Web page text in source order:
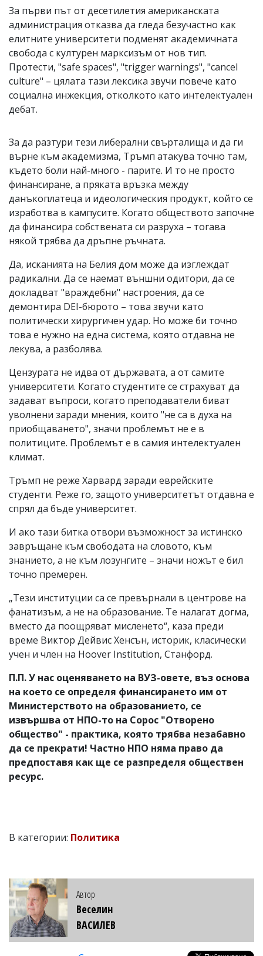
За първи път от десетилетия американската
администрация отказва да гледа безучастно как
елитните университети подменят академичната
свобода с културен марксизъм от нов тип.
Протести, "safe spaces", "trigger warnings", "cancel
culture" – цялата тази лексика звучи повече като
социална инжекция, отколкото като интелектуален
дебат.
За да разтури тези либерални свърталища и да ги
върне към академизма, Тръмп атакува точно там,
където боли най-много - парите. И то не просто
финансиране, а пряката връзка между
данъкоплатеца и идеологическия продукт, който се
изработва в кампусите. Когато обществото започне
да финансира собствената си разруха – тогава
някой трябва да дръпне ръчната.
Да, исканията на Белия дом може да изглеждат
радикални. Да се наемат външни одитори, да се
докладват "враждебни" настроения, да се
демонтира DEI-бюрото – това звучи като
политически хирургичен удар. Но може би точно
това е нужно на една система, която отдавна не
лекува, а разболява.
Цензурата не идва от държавата, а от самите
университети. Когато студентите се страхуват да
задават въпроси, когато преподаватели биват
уволнени заради мнения, които "не са в духа на
приобщаването", значи проблемът не е в
политиците. Проблемът е в самия интелектуален
климат.
Тръмп не реже Харвард заради еврейските
студенти. Реже го, защото университетът отдавна е
спрял да бъде университет.
И ако тази битка отвори възможност за истинско
завръщане към свободата на словото, към
знанието, а не към лозунгите – значи ножът е бил
точно премерен.
„Тези институции са се превърнали в центрове на
фанатизъм, а не на образование. Те налагат догма,
вместо да поощряват мисленето“, каза преди
време Виктор Дейвис Хенсън, историк, класически
учен и член на Hoover Institution, Станфорд.
П.П. У нас оценяването на ВУЗ-овете, въз основа
на което се определя финансирането им от
Министерството на образованието, се
извършва от НПО-то на Сорос "Отворено
общество" - практика, която трябва незабавно
да се прекрати! Частно НПО няма право да
предпоставя как ще се разпределя обществен
ресурс.
В категории: Политика
Автор
Веселин
ВАСИЛЕВ